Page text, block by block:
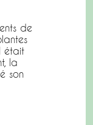
de
était
la
son